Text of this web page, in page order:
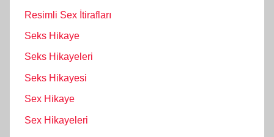
Resimli Sex İtirafları
Seks Hikaye
Seks Hikayeleri
Seks Hikayesi
Sex Hikaye
Sex Hikayeleri